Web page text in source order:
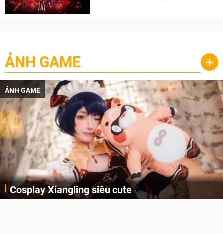
ẢNH GAME +
ẢNH GAME
Cosplay Xiangling siêu cute